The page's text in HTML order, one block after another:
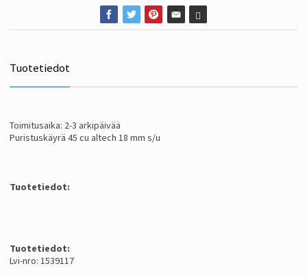
Tuotetiedot
Toimitusaika: 2-3 arkipäivää
Puristuskäyrä 45 cu altech 18 mm s/u
Tuotetiedot:
Tuotetiedot:
Lvi-nro: 1539117